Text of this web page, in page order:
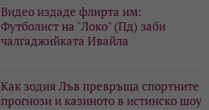
Видео издаде флирта им:
Футболист на "Локо" (Пд) заби
чалгаджийката Ивайла
Как зодия Лъв превръща спортните
прогнози и казиното в истинско шоу